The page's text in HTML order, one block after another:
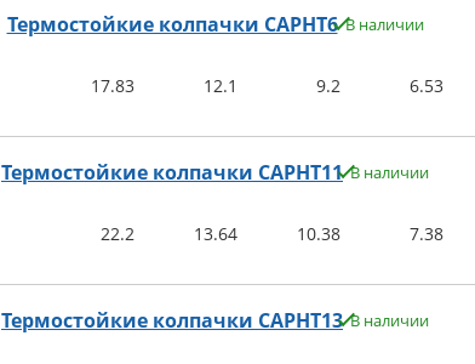
Термостойкие колпачки CAPHT6 В наличии
17.83 12.1 9.2 6.53
Термостойкие колпачки CAPHT11 В наличии
22.2 13.64 10.38 7.38
Термостойкие колпачки CAPHT13 В наличии